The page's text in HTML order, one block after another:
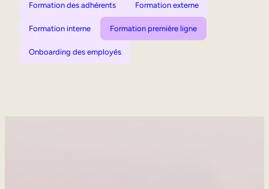
Formation des adhérents Formation externe
Formation interne Formation première ligne
Onboarding des employés